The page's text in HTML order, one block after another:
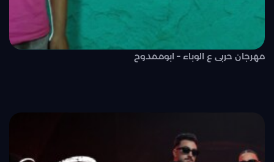
مهرجان حربى ع الوباء – ابوممدوح